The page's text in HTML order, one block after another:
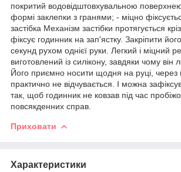
покритий водовідштовхувальною
формі заклепки з гранями; - міцно
застібка Механізм застібки протягується
фіксує годинник на зап'ястку. Закріпити
секунд рухом однієї руки. Легкий і міцний
виготовлений із силікону, завдяки чому він
Його приємно носити щодня на руці, через
практично не відчувається. І можна
так, щоб годинник не ковзав під час
повсякденних справ.
Приховати
Характеристики